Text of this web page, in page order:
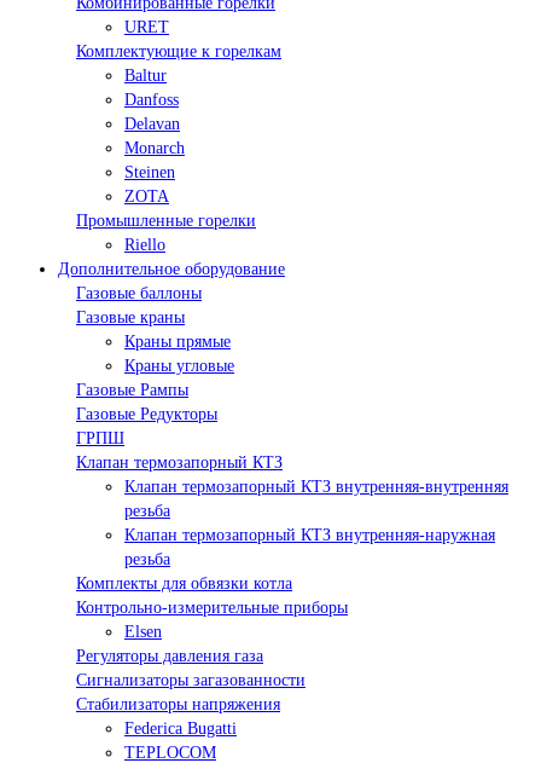
URET
Комплектующие к горелкам
Baltur
Danfoss
Delavan
Monarch
Steinen
ZOTA
Промышленные горелки
Riello
Дополнительное оборудование
Газовые баллоны
Газовые краны
Краны прямые
Краны угловые
Газовые Рампы
Газовые Редукторы
ГРПШ
Клапан термозапорный КТЗ
Клапан термозапорный КТЗ внутренняя-внутренняя
резьба
Клапан термозапорный КТЗ внутренняя-наружная
резьба
Комплекты для обвязки котла
Контрольно-измерительные приборы
Elsen
Регуляторы давления газа
Сигнализаторы загазованности
Стабилизаторы напряжения
Federica Bugatti
TEPLOCOM